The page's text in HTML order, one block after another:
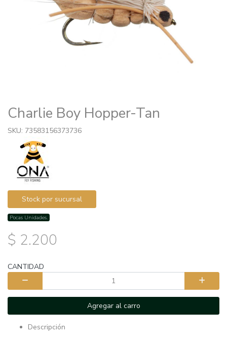
Charlie Boy Hopper-Tan
SKU: 73583156373736
Stock por sucursal
Pocas Unidades.
$ 2.200
CANTIDAD
Agregar al carro
Descripción